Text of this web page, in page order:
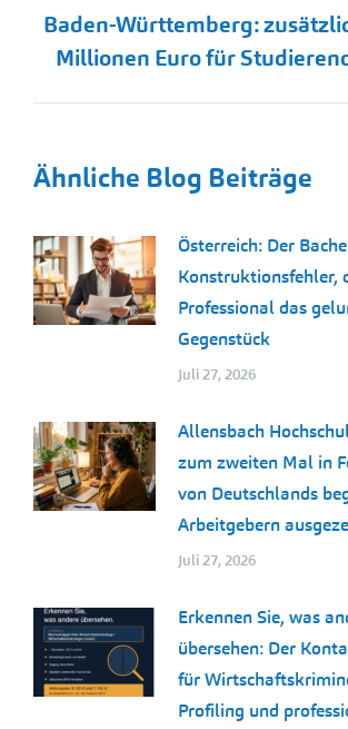
Nächster
Beitrag:
Baden-Württemberg:
Millionen Euro für
Ähnliche Blog Beiträge
Österreich: Der
Konstruktionsfehler,
Professional das
Gegenstück
Juli 27, 2026
Allensbach
zum zweiten Mal in
von Deutschlands
Arbeitgebern
Juli 27, 2026
Erkennen Sie, was
übersehen: Der
für
Profiling und